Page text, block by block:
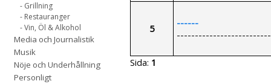
- Grillning
- Restauranger
- Vin, Öl & Alkohol
Media och Journalistik
Musik
Nöje och Underhållning
Personligt
5
------
Sida: 1